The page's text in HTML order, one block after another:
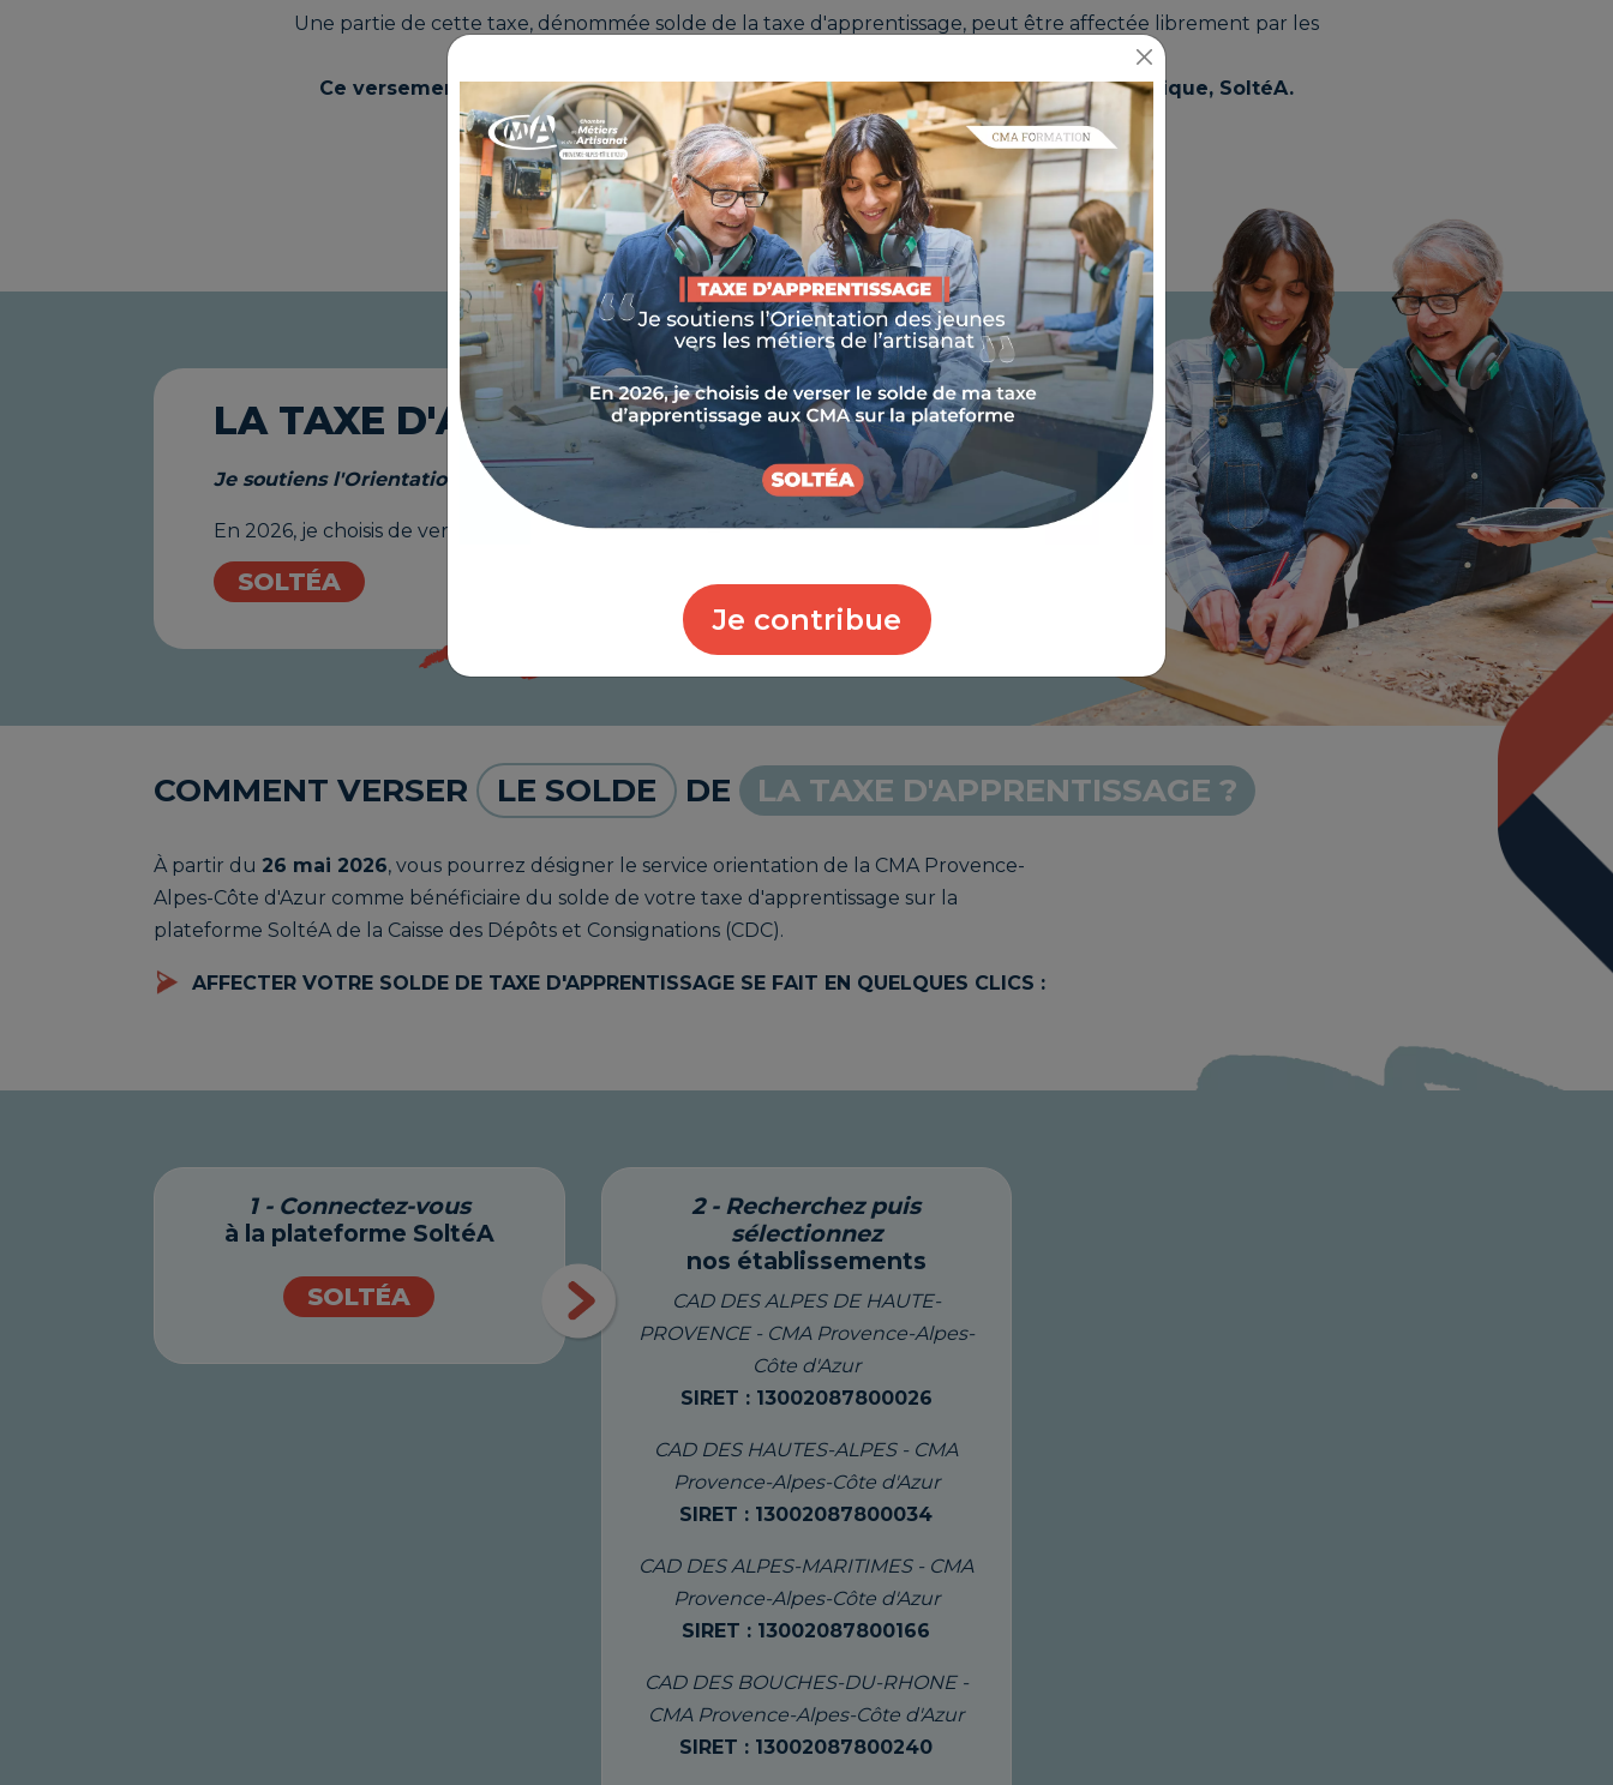
Je contribue
Une partie de cette taxe, dénommée solde de la taxe d'apprentissage, peut être affectée librement par les
Ce versement se fait en se connectant à une plate-forme dédiée, unique et publique, SoltéA.
LA TAXE D'APPRENTISSAGE
Je soutiens l'Orientation des jeunes vers les métiers de l'artisanat
En 2026, je choisis de verser le solde de ma taxe d'apprentissage aux CMA sur la plateforme.
SOLTÉA
COMMENT VERSER LE SOLDE DE LA TAXE D'APPRENTISSAGE ?
À partir du 26 mai 2026, vous pourrez désigner le service orientation de la CMA Provence-
Alpes-Côte d'Azur comme bénéficiaire du solde de votre taxe d'apprentissage sur la
plateforme SoltéA de la Caisse des Dépôts et Consignations (CDC).
AFFECTER VOTRE SOLDE DE TAXE D'APPRENTISSAGE SE FAIT EN QUELQUES CLICS :
1 - Connectez-vous
à la plateforme SoltéA
SOLTÉA
2 - Recherchez puis
sélectionnez
nos établissements
CAD DES ALPES DE HAUTE-
PROVENCE - CMA Provence-Alpes-
Côte d'Azur
SIRET : 13002087800026
CAD DES HAUTES-ALPES - CMA
Provence-Alpes-Côte d'Azur
SIRET : 13002087800034
CAD DES ALPES-MARITIMES - CMA
Provence-Alpes-Côte d'Azur
SIRET : 13002087800166
CAD DES BOUCHES-DU-RHONE -
CMA Provence-Alpes-Côte d'Azur
SIRET : 13002087800240